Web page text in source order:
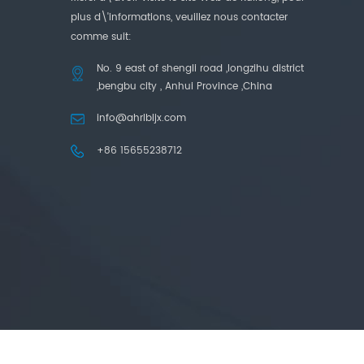
plus d\'informations, veuillez nous contacter
comme suit:
No. 9 east of shengli road ,longzihu district
,bengbu city , Anhui Province ,China
info@ahrlbljx.com
+86 15655238712